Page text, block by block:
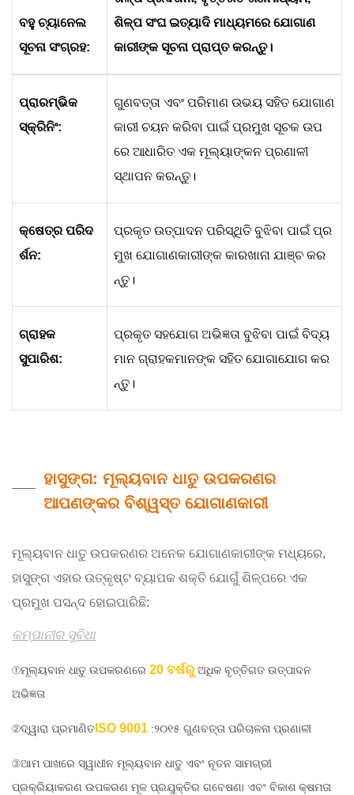
ବହୁ ଚ୍ୟାନେଲ
ସୂଚନା ସଂଗ୍ରହ:
ଶିଳ୍ପ ସଂଘ ଇତ୍ୟାଦି ମାଧ୍ୟମରେ ଯୋଗାଣ
କାରୀଙ୍କ ସୂଚନା ପ୍ରାପ୍ତ କରନ୍ତୁ।
ପ୍ରାରମ୍ଭିକ
ସ୍କ୍ରିନିଂ:
ଗୁଣବତ୍ତା ଏବଂ ପରିମାଣ ଉଭୟ ସହିତ ଯୋଗାଣ
କାରୀ ଚୟନ କରିବା ପାଇଁ ପ୍ରମୁଖ ସୂଚକ ଉପ
ରେ ଆଧାରିତ ଏକ ମୂଲ୍ୟାଙ୍କନ ପ୍ରଣାଳୀ
ସ୍ଥାପନ କରନ୍ତୁ।
କ୍ଷେତ୍ର ପରିଦ
ର୍ଶନ:
ପ୍ରକୃତ ଉତ୍ପାଦନ ପରିସ୍ଥିତି ବୁଝିବା ପାଇଁ ପ୍ର
ମୁଖ ଯୋଗାଣକାରୀଙ୍କ କାରଖାନା ଯାଞ୍ଚ କର
ନ୍ତୁ।
ଗ୍ରାହକ
ସୁପାରିଶ:
ପ୍ରକୃତ ସହଯୋଗ ଅଭିଜ୍ଞତା ବୁଝିବା ପାଇଁ ବିଦ୍ୟ
ମାନ ଗ୍ରାହକମାନଙ୍କ ସହିତ ଯୋଗାଯୋଗ କର
ନ୍ତୁ।
ହାସୁଙ୍ଗ: ମୂଲ୍ୟବାନ ଧାତୁ ଉପକରଣର
ଆପଣଙ୍କର ବିଶ୍ୱସ୍ତ ଯୋଗାଣକାରୀ
ମୂଲ୍ୟବାନ ଧାତୁ ଉପକରଣର ଅନେକ ଯୋଗାଣକାରୀଙ୍କ ମଧ୍ୟରେ,
ହାସୁଙ୍ଗ ଏହାର ଉତ୍କୃଷ୍ଟ ବ୍ୟାପକ ଶକ୍ତି ଯୋଗୁଁ ଶିଳ୍ପରେ ଏକ
ପ୍ରମୁଖ ପସନ୍ଦ ହୋଇପାରିଛି:
କମ୍ପାନୀର ସୁବିଧା
①ମୂଲ୍ୟବାନ ଧାତୁ ଉପକରଣରେ 20 ବର୍ଷରୁଅଧିକ ବୃତ୍ତିଗତ ଉତ୍ପାଦନ
ଅଭିଜ୍ଞତା
②ଦ୍ୱାରା ପ୍ରମାଣିତ ISO 9001 :୨୦୧୫ ଗୁଣବତ୍ତା ପରିଚାଳନା ପ୍ରଣାଳୀ
③ଆମ ପାଖରେ ସ୍ୱାଧୀନ ମୂଲ୍ୟବାନ ଧାତୁ ଏବଂ ନୂତନ ସାମଗ୍ରୀ
ପ୍ରକ୍ରିୟାକରଣ ଉପକରଣ ମୂଳ ପ୍ରଯୁକ୍ତିର ଗବେଷଣା ଏବଂ ବିକାଶ କ୍ଷମତା